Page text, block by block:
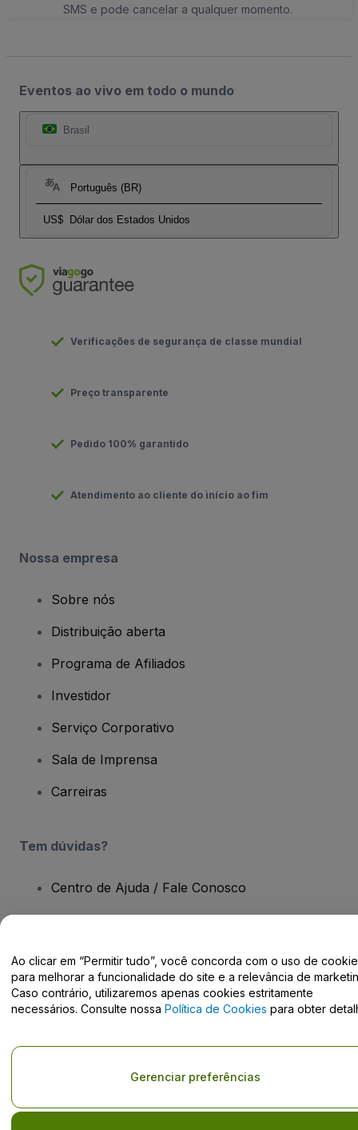
SMS e pode cancelar a qualquer momento.
Eventos ao vivo em todo o mundo
Brasil
Português (BR)
US$ Dólar dos Estados Unidos
Verificações de segurança de classe mundial
Preço transparente
Pedido 100% garantido
Atendimento ao cliente do início ao fim
Nossa empresa
Sobre nós
Distribuição aberta
Programa de Afiliados
Investidor
Serviço Corporativo
Sala de Imprensa
Carreiras
Tem dúvidas?
Centro de Ajuda / Fale Conosco
Direito Autoral © viagogo GmbH 2026 Detalhes da Empresa
O uso deste site constitui aceitação dosTermos e Condições
Política de Privacidade ePolítica de CookiesePolítica de
privacidade
Ao clicar em “Permitir tudo”, você concorda com o uso de
para melhorar a funcionalidade do site e a relevância de
Caso contrário, utilizaremos apenas cookies estritamente
necessários. Consulte nossa Política de Cookies para obter
Gerenciar preferências